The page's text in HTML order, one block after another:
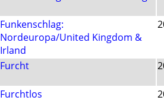
Funkenschlag:
Nordeuropa/United Kingdom &
Irland
Furcht
Furchtlos